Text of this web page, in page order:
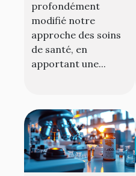
profondément
modifié notre
approche des soins
de santé, en
apportant une...